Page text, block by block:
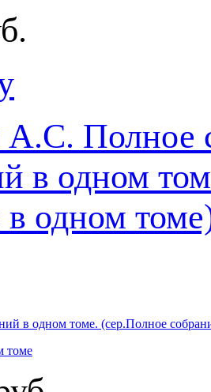
в одном томе. (сер.Полное
томе